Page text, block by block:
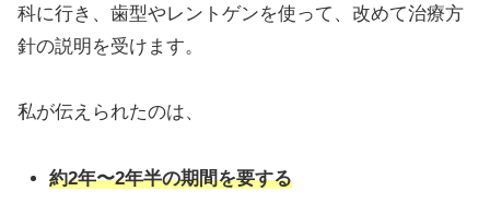
科に行き、歯型やレントゲンを使って、改めて治療方
針の説明を受けます。
私が伝えられたのは、
約2年〜2年半の期間を要する